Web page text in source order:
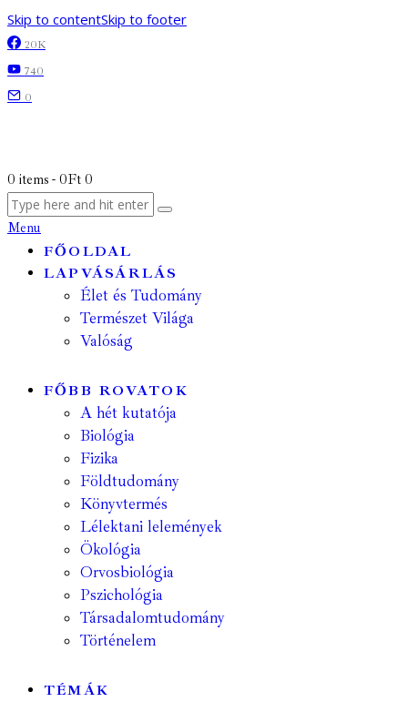
Skip to contentSkip to footer
20K
740
0
0 items - 0Ft 0
Menu
FŐOLDAL
LAPVÁSÁRLÁS
Élet és Tudomány
Természet Világa
Valóság
FŐBB ROVATOK
A hét kutatója
Biológia
Fizika
Földtudomány
Könyvtermés
Lélektani lelemények
Ökológia
Orvosbiológia
Pszichológia
Társadalomtudomány
Történelem
TÉMÁK